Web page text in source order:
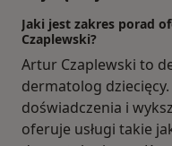
Jaki jest zakres porad
Czaplewski?
Artur Czaplewski to
dermatolog
doświadczenia i
oferuje usługi takie